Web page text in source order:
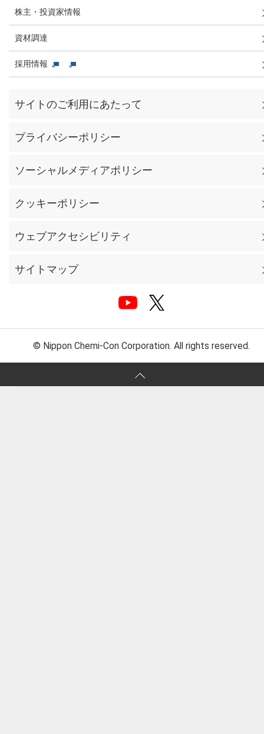
株主・投資家情報
資材調達
採用情報
サイトのご利用にあたって
プライバシーポリシー
ソーシャルメディアポリシー
クッキーポリシー
ウェブアクセシビリティ
サイトマップ
© Nippon Chemi-Con Corporation. All rights reserved.